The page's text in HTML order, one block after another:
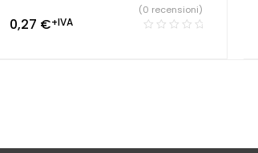
0,27 €+IVA
(0 recensioni)